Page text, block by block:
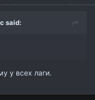
said:
у всех лаги.